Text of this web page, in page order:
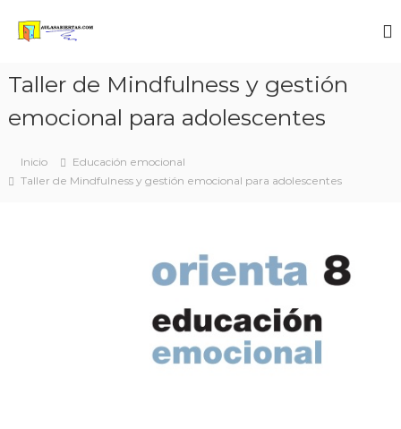
A
S
B
I
Taller de Mindfulness y gestión
emocional para adolescentes
Inicio
Educación emocional
Taller de Mindfulness y gestión emocional para adolescentes